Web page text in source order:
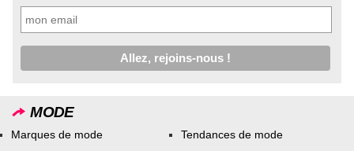
MODE
Marques de mode Tendances de mode